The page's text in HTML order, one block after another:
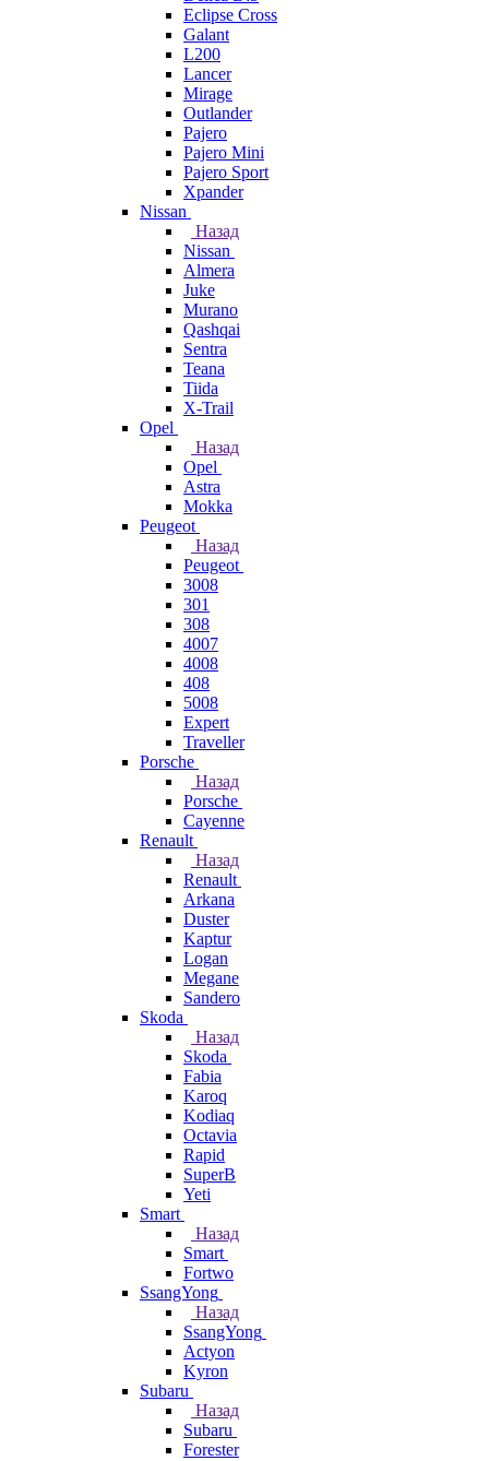
Eclipse Cross
Galant
L200
Lancer
Mirage
Outlander
Pajero
Pajero Mini
Pajero Sport
Xpander
Nissan
Назад
Nissan
Almera
Juke
Murano
Qashqai
Sentra
Teana
Tiida
X-Trail
Opel
Назад
Opel
Astra
Mokka
Peugeot
Назад
Peugeot
3008
301
308
4007
4008
408
5008
Expert
Traveller
Porsche
Назад
Porsche
Cayenne
Renault
Назад
Renault
Arkana
Duster
Kaptur
Logan
Megane
Sandero
Skoda
Назад
Skoda
Fabia
Karoq
Kodiaq
Octavia
Rapid
SuperB
Yeti
Smart
Назад
Smart
Fortwo
SsangYong
Назад
SsangYong
Actyon
Kyron
Subaru
Назад
Subaru
Forester